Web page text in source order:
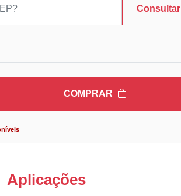
Consultar
COMPRAR
Aplicações